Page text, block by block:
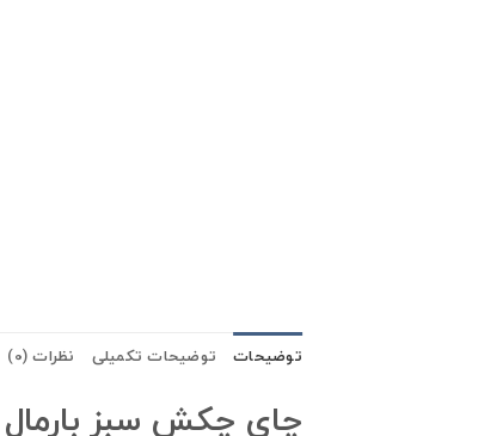
توضیحات توضیحات تکمیلی نظرات (0)
چای چکش سبز بارمال